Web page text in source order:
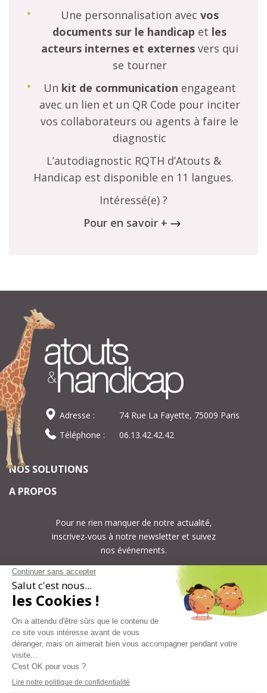
Une personnalisation avec vos
documents sur le handicap et les
acteurs internes et externesvers qui
se tourner
Un kit de communication engageant
avec un lien et un QR Code pour inciter
vos collaborateurs ou agents à faire le
diagnostic
L’autodiagnostic RQTH d’Atouts &
Handicap est disponible en 11 langues.
Intéressé(e) ?
Pour en savoir +
Adresse :
74 Rue La Fayette, 75009 Paris
Téléphone :
06.13.42.42.42
NOS SOLUTIONS
A PROPOS
Pour ne rien manquer de notre actualité,
inscrivez-vous à notre newsletter et suivez
nos événements.
Nous suivre sur LinkedIn
Mentions légales